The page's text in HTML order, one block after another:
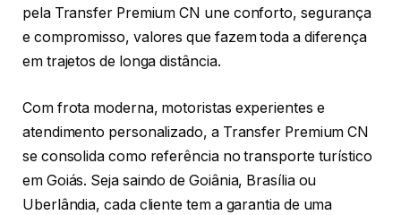
pela Transfer Premium CN une conforto, segurança
e compromisso, valores que fazem toda a diferença
em trajetos de longa distância.
Com frota moderna, motoristas experientes e
atendimento personalizado, a Transfer Premium CN
se consolida como referência no transporte turístico
em Goiás. Seja saindo de Goiânia, Brasília ou
Uberlândia, cada cliente tem a garantia de uma